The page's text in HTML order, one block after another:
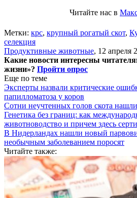
Читайте нас в
Метки: крс, крупный рогатый скот,
селекция
Продуктивные животные, 12 апреля
Какие новости интересны
жизни»? Пройти опрос
Еще по теме
Эксперты назвали критические
папилломатоза у коров
Сотни неучтенных голов скота
Генетика без границ: как
животноводство и причем здесь
В Нидерландах нашли новый
необычным заболеванием поросят
Читайте также: